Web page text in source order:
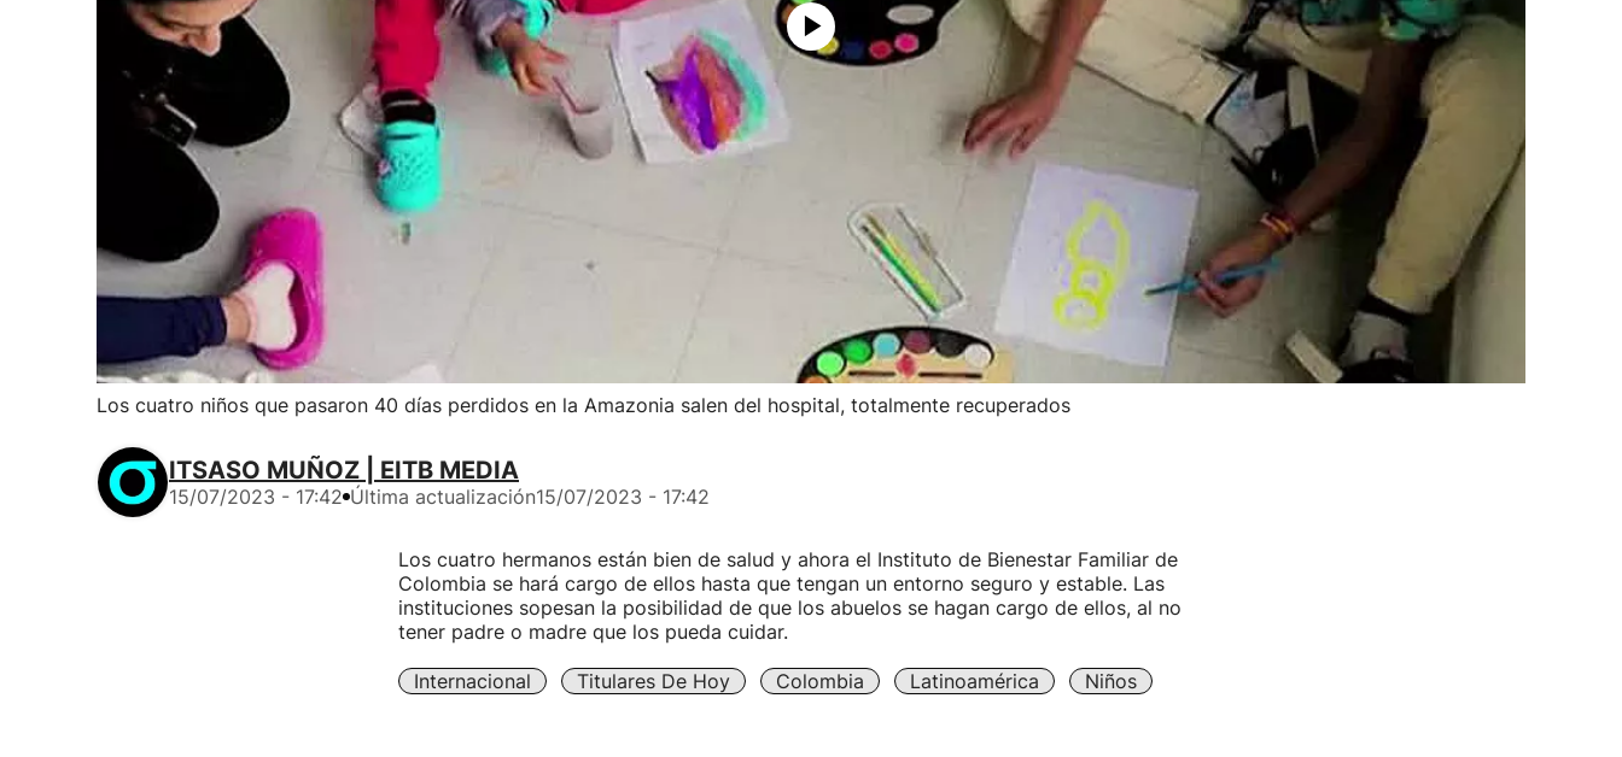
Los cuatro niños que pasaron 40 días perdidos en la Amazonia salen del hospital, totalmente recuperados
ITSASO MUÑOZ | EITB MEDIA
15/07/2023 - 17:42 Última actualización15/07/2023 - 17:42
Los cuatro hermanos están bien de salud y ahora el Instituto de Bienestar Familiar de
Colombia se hará cargo de ellos hasta que tengan un entorno seguro y estable. Las
instituciones sopesan la posibilidad de que los abuelos se hagan cargo de ellos, al no
tener padre o madre que los pueda cuidar.
Internacional Titulares De Hoy Colombia Latinoamérica Niños